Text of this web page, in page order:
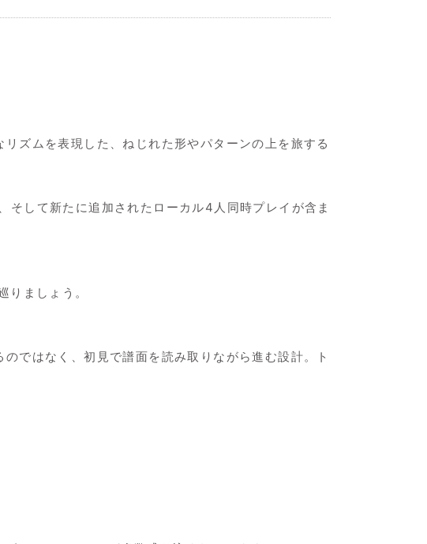
ズムを表現した、ねじれた形やパターンの上を旅する
して新たに追加されたローカル4人同時プレイが含ま
ましょう。
ではなく、初見で譜面を読み取りながら進む設計。ト